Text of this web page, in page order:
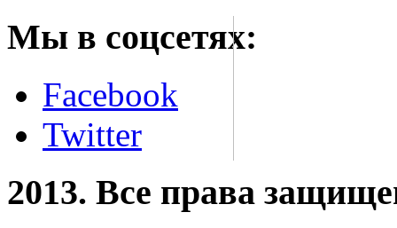
Мы в соцсетях:
Facebook
Twitter
2013. Все права